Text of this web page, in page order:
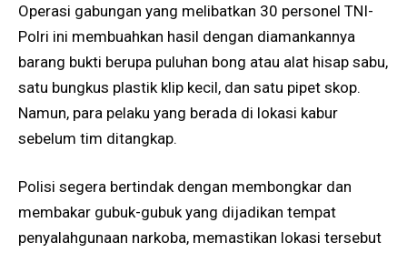
Operasi gabungan yang melibatkan 30 personel TNI-
Polri ini membuahkan hasil dengan diamankannya
barang bukti berupa puluhan bong atau alat hisap sabu,
satu bungkus plastik klip kecil, dan satu pipet skop.
Namun, para pelaku yang berada di lokasi kabur
sebelum tim ditangkap.
Polisi segera bertindak dengan membongkar dan
membakar gubuk-gubuk yang dijadikan tempat
penyalahgunaan narkoba, memastikan lokasi tersebut